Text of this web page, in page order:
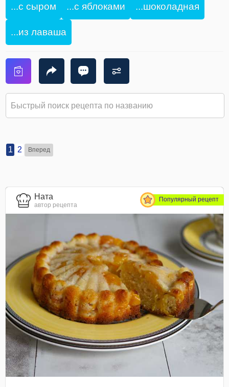
...с сыром ...с яблоками ...шоколадная
...из лаваша
1 2 Вперед
Ната
автор рецепта
Популярный рецепт